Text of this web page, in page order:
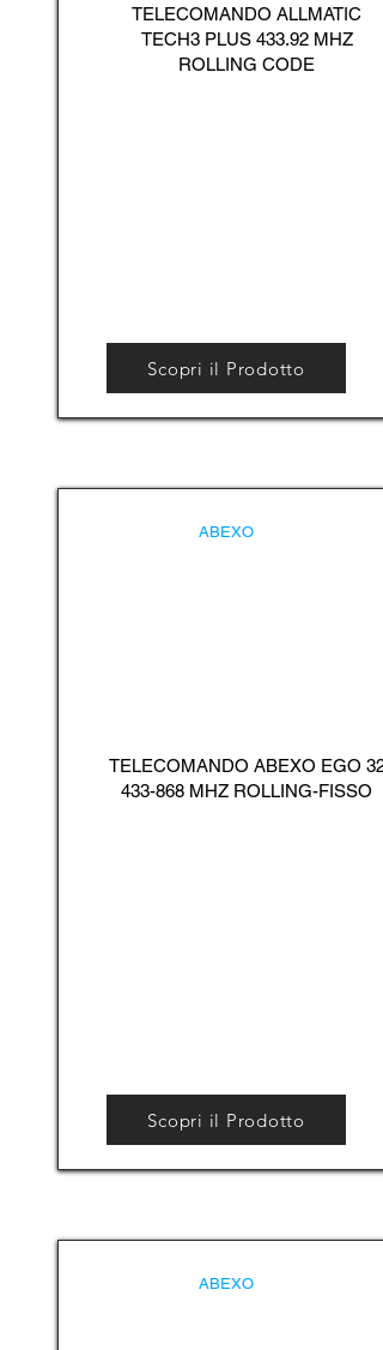
TELECOMANDO ALLMATIC
TECH3 PLUS 433.92 MHZ
ROLLING CODE
Scopri il Prodotto
ABEXO
TELECOMANDO ABEXO EGO 32
433-868 MHZ ROLLING-FISSO
Scopri il Prodotto
ABEXO